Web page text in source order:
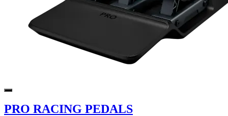
PRO RACING PEDALS